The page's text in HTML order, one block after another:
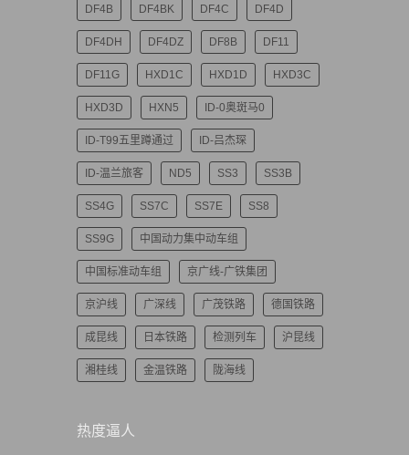
DF4B DF4BK DF4C DF4D
DF4DH DF4DZ DF8B DF11
DF11G HXD1C HXD1D HXD3C
HXD3D HXN5 ID-0奥斑马0
ID-T99五里蹲通过 ID-吕杰琛
ID-温兰旅客 ND5 SS3 SS3B
SS4G SS7C SS7E SS8
SS9G 中国动力集中动车组
中国标准动车组 京广线-广铁集团
京沪线 广深线 广茂铁路 德国铁路
成昆线 日本铁路 检测列车 沪昆线
湘桂线 金温铁路 陇海线
热度逼人